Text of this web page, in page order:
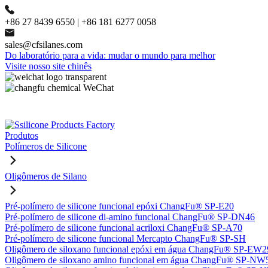
+86 27 8439 6550 | +86 181 6277 0058
sales@cfsilanes.com
Do laboratório para a vida: mudar o mundo para melhor
Visite nosso site chinês
Produtos
Polímeros de Silicone
Oligômeros de Silano
Pré-polímero de silicone funcional epóxi ChangFu® SP-E20
Pré-polímero de silicone di-amino funcional ChangFu® SP-DN46
Pré-polímero de silicone funcional acriloxi ChangFu® SP-A70
Pré-polímero de silicone funcional Mercapto ChangFu® SP-SH
Oligômero de siloxano funcional epóxi em água ChangFu® SP-
Oligômero de siloxano amino funcional em água ChangFu® SP-